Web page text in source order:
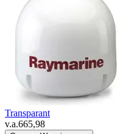
Transparant
v.a.665,98